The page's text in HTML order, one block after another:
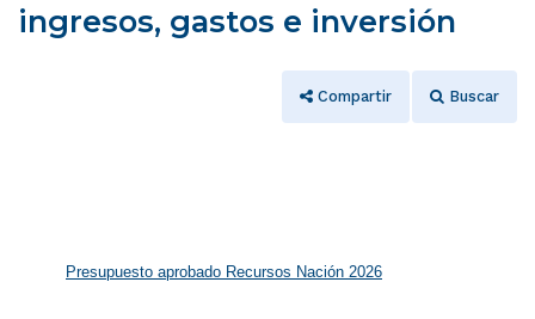
ingresos, gastos e inversión
Compartir Buscar
Presupuesto aprobado Recursos Nación 2026